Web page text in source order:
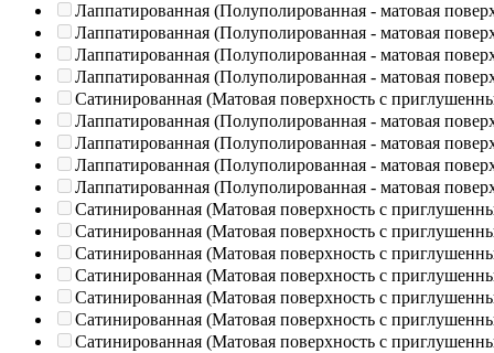
Лаппатированная (Полуполированная - матовая
Лаппатированная (Полуполированная - матовая
Лаппатированная (Полуполированная - матовая
Лаппатированная (Полуполированная - матовая
Сатинированная (Матовая поверхность с
Лаппатированная (Полуполированная - матовая
Лаппатированная (Полуполированная - матовая
Лаппатированная (Полуполированная - матовая
Лаппатированная (Полуполированная - матовая
Сатинированная (Матовая поверхность с
Сатинированная (Матовая поверхность с
Сатинированная (Матовая поверхность с
Сатинированная (Матовая поверхность с
Сатинированная (Матовая поверхность с
Сатинированная (Матовая поверхность с
Сатинированная (Матовая поверхность с